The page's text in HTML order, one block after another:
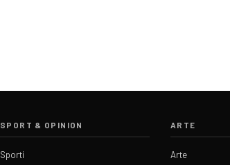
SPORT & OPINION
Sporti
ARTE
Arte